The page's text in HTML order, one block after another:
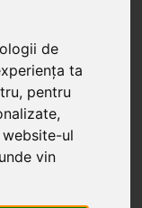
de
ta
pentru
ul
vin
Lei. Comanda minimă în
lucrătoare.